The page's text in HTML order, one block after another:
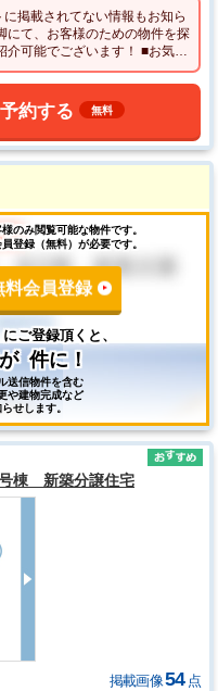
掲載されてない情報もお知ら
にて、お客様のための物件を探
可能でございます！ ■お気軽
約する 無料
のみ閲覧可能な物件です。
登録（無料）が必要です。
料会員登録
ご登録頂くと、
件に！
送信物件を含む
や建物完成など
せします。
棟 新築分譲住宅
掲載画像54 点